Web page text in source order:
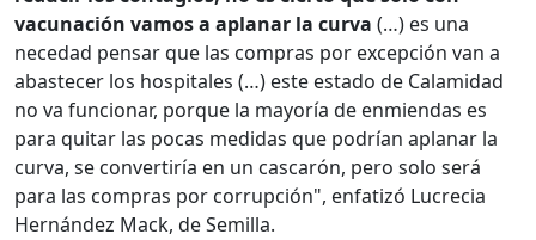
vacunación vamos a aplanar la curva (…) es una
necedad pensar que las compras por excepción van a
abastecer los hospitales (…) este estado de Calamidad
no va funcionar, porque la mayoría de enmiendas es
para quitar las pocas medidas que podrían aplanar la
curva, se convertiría en un cascarón, pero solo será
para las compras por corrupción", enfatizó Lucrecia
Hernández Mack, de Semilla.